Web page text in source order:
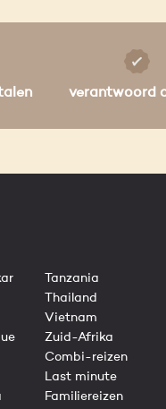
verantwoord
Tanzania
Thailand
Vietnam
Zuid-Afrika
Combi-reizen
Last minute
Familiereizen